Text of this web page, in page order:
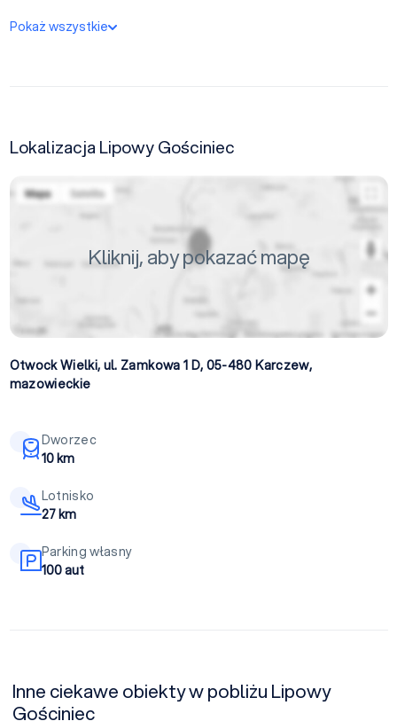
Pokaż wszystkie
Lokalizacja Lipowy Gościniec
Kliknij, aby pokazać mapę
Otwock Wielki, ul. Zamkowa 1 D, 05-480Karczew,
mazowieckie
Dworzec
10 km
Lotnisko
27 km
Parking własny
100 aut
Inne ciekawe obiekty w pobliżu Lipowy
Gościniec